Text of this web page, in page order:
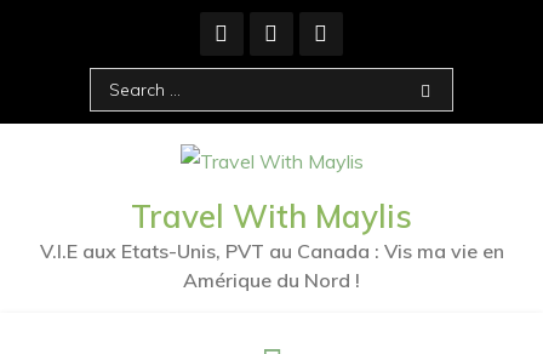
Search
for:
Travel With Maylis
V.I.E aux Etats-Unis, PVT au Canada : Vis ma vie en
Amérique du Nord !